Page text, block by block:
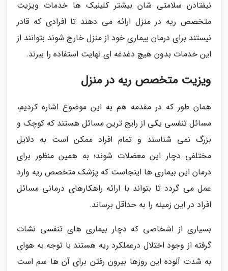
نیفتادن سلامتی شان بیشتر کلینیک ها خدمات ویزیت
متخصص ریه در منزل ارائه می دهند تا افرادی که قادر
نیستند برای درمان بیماری خود از منزل خارج شوند بتوانند از
این خدمات بدون هیچ دغدغه ای نهایت استفاده را ببرند.
ویزیت متخصص ریه در منزل
همان طور که در مقدمه هم به این موضوع اشاره کردیم،
مسائل تنفسی یکی از رایج ترین مسائل هستند که کوچک و
بزرگ نمی شناسند و تمام افراد ممکن است به دلایل
مختلفی دچار این معضلات شوند؛ به همین منظور برای
درمان این بیماری ها اینجاست که پزشک متخصص ریه وارد
عمل می گردد تا بتواند با ارائه راهکارهای درمانی مسائل
افراد در این زمینه را به حداقل برساند.
بسیاری از اشخاصی که دچار بیماری های تنفسی نشات
گرفته از وجود اختلال درعملکرد ریه هستند با توجه به هوای
به شدت آلوده این روزها بیرون رفتن برای آن ها سم است